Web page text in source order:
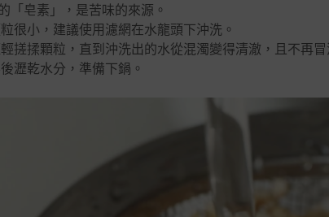
「皂素」，是苦味的來源。
很小，建議使用濾網在水龍頭下沖洗。
搓揉顆粒，直到沖洗出的水從混濁變得清澈，且不再冒
瀝乾水分，準備下鍋。